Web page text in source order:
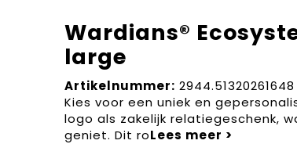
Wardians®
large
Artikelnummer: 2944.51320261648
Kies voor een uniek en
logo als zakelijk relatiegeschenk,
geniet. Dit ro